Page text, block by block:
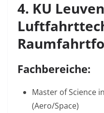
4. KU
Fachbereiche:
Master of Science
(Aero/Space)